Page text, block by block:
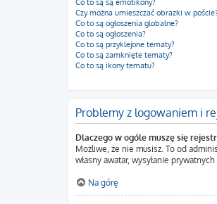
Co to są są emotikony?
Czy można umieszczać obrazki w poście?
Co to są ogłoszenia globalne?
Co to są ogłoszenia?
Co to są przyklejone tematy?
Co to są zamknięte tematy?
Co to są ikony tematu?
Problemy z logowaniem i
Dlaczego w ogóle muszę się
Możliwe, że nie musisz. To od
własny awatar, wysyłanie
Na górę